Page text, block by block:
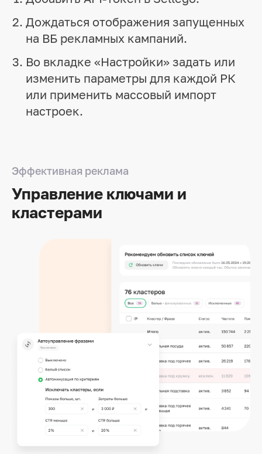
Дождаться отображения запущенных
на ВБ рекламных кампаний.
Во вкладке «Настройки» задать или
изменить параметры для каждой РК
или применить массовый импорт
настроек.
Эффективная реклама
Управление ключами и
кластерами